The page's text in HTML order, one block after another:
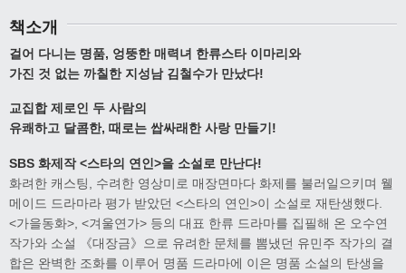
책소개
걸어 다니는 명품, 엉뚱한 매력녀 한류스타 이마리와
가진 것 없는 까칠한 지성남 김철수가 만났다!
교집합 제로인 두 사람의
유쾌하고 달콤한, 때로는 쌉싸래한 사랑 만들기!
SBS 화제작 <스타의 연인>을 소설로 만난다!
화려한 캐스팅, 수려한 영상미로 매장면마다 화제를 불러일으키며 웰
메이드 드라마라 평가 받았던 <스타의 연인>이 소설로 재탄생했다.
<가을동화>, <겨울연가> 등의 대표 한류 드라마를 집필해 온 오수연
작가와 소설 《대장금》으로 유려한 문체를 뽐냈던 유민주 작가의 결
합은 완벽한 조화를 이루어 명품 드라마에 이은 명품 소설의 탄생을